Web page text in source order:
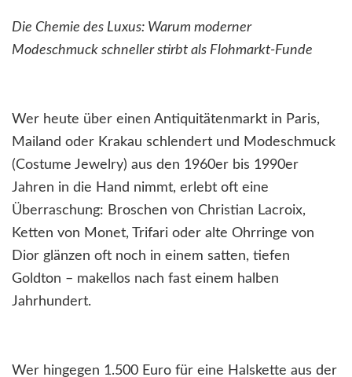
Die Chemie des Luxus: Warum moderner
Modeschmuck schneller stirbt als Flohmarkt-Funde
Wer heute über einen Antiquitätenmarkt in Paris,
Mailand oder Krakau schlendert und Modeschmuck
(Costume Jewelry) aus den 1960er bis 1990er
Jahren in die Hand nimmt, erlebt oft eine
Überraschung: Broschen von Christian Lacroix,
Ketten von Monet, Trifari oder alte Ohrringe von
Dior glänzen oft noch in einem satten, tiefen
Goldton – makellos nach fast einem halben
Jahrhundert.
Wer hingegen 1.500 Euro für eine Halskette aus der